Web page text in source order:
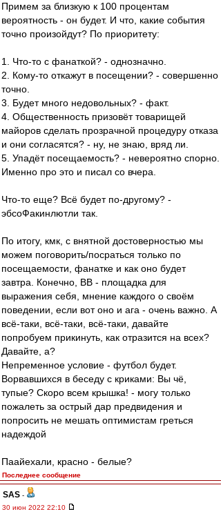
Примем за близкую к 100 процентам
вероятность - он будет. И что, какие события
точно произойдут? По приоритету:
1. Что-то с фанаткой? - однозначно.
2. Кому-то откажут в посещении? - совершенно
точно.
3. Будет много недовольных? - факт.
4. Общественность призовёт товарищей
майоров сделать прозрачной процедуру отказа
и они согласятся? - ну, не знаю, вряд ли.
5. Упадёт посещаемость? - невероятно спорно.
Именно про это и писал со вчера.
Что-то еще? Всё будет по-другому? -
эбсоФакинлютли так.
По итогу, кмк, с внятной достоверностью мы
можем поговорить/посраться только по
посещаемости, фанатке и как оно будет
завтра. Конечно, ВВ - площадка для
выражения себя, мнение каждого о своём
поведении, если вот оно и ага - очень важно. А
всё-таки, всё-таки, всё-таки, давайте
попробуем прикинуть, как отразится на всех?
Давайте, а?
Непременное условие - футбол будет.
Ворвавшихся в беседу с криками: Вы чё,
тупые? Скоро всем крышка! - могу только
пожалеть за острый дар предвидения и
попросить не мешать оптимистам греться
надеждой
Паайехали, красно - белые?
Последнее сообщение
SAS -
30 июн 2022 22:10